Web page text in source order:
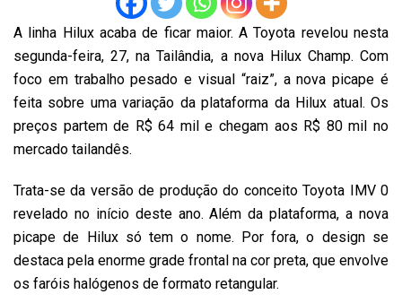
A linha Hilux acaba de ficar maior. A Toyota revelou nesta
segunda-feira, 27, na Tailândia, a nova Hilux Champ. Com
foco em trabalho pesado e visual “raiz”, a nova picape é
feita sobre uma variação da plataforma da Hilux atual. Os
preços partem de R$ 64 mil e chegam aos R$ 80 mil no
mercado tailandês.
Trata-se da versão de produção do conceito Toyota IMV 0
revelado no início deste ano. Além da plataforma, a nova
picape de Hilux só tem o nome. Por fora, o design se
destaca pela enorme grade frontal na cor preta, que envolve
os faróis halógenos de formato retangular.